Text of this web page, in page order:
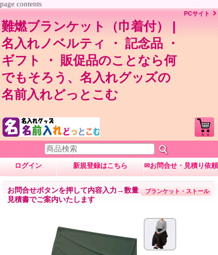
page contents
難燃ブランケット（巾着付） |
名入れノベルティ ・ 記念品 ・
ギフト ・ 販促品のことなら何
でもそろう、名入れグッズの
名前入れどっとこむ
PCサイト
ログイン 新規登録はこちら ✉お問合せ・見積り依頼
お問合せボタンを押して内容入力→数量・内容に応じて
見積書でご案内いたします
ブランケット・ストール